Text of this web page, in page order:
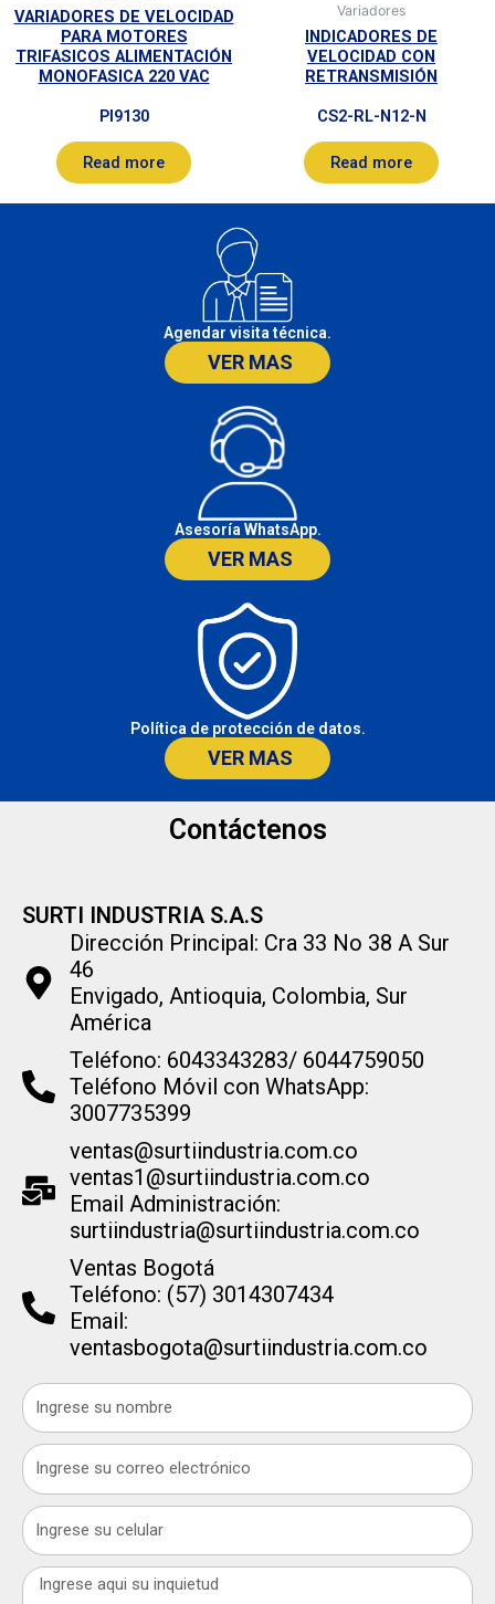
VARIADORES DE VELOCIDAD
PARA MOTORES
TRIFASICOS ALIMENTACIÓN
MONOFASICA 220 VAC
PI9130
Read more
Variadores
INDICADORES DE
VELOCIDAD CON
RETRANSMISIÓN
CS2-RL-N12-N
Read more
Agendar visita técnica.
VER MAS
Asesoría WhatsApp.
VER MAS
Política de protección de datos.
VER MAS
Contáctenos
SURTI INDUSTRIA S.A.S
Dirección Principal: Cra 33 No 38 A Sur
46
Envigado, Antioquia, Colombia, Sur
América
Teléfono: 6043343283/ 6044759050
Teléfono Móvil con WhatsApp:
3007735399
ventas@surtiindustria.com.co
ventas1@surtiindustria.com.co
Email Administración:
surtiindustria@surtiindustria.com.co
Ventas Bogotá
Teléfono: (57) 3014307434
Email:
ventasbogota@surtiindustria.com.co
Name
Email
Celular
Message